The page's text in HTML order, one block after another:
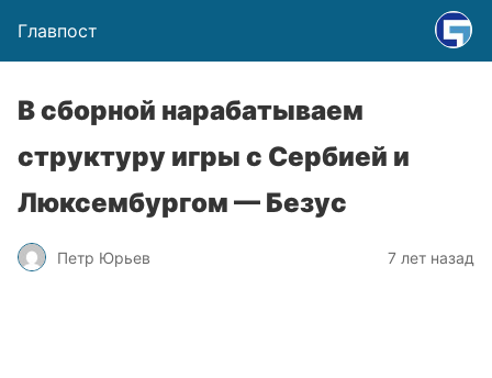
Главпост
В сборной нарабатываем
структуру игры с Сербией и
Люксембургом — Безус
Петр Юрьев 7 лет назад